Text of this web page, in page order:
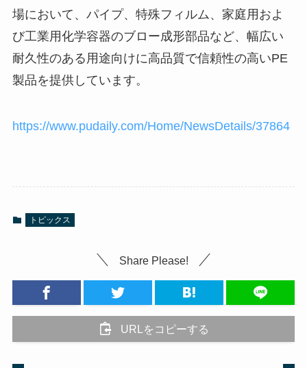
場において、パイプ、特殊フィルム、家庭用およ
び工業用化学容器のブロー成形部品など、幅広い
耐久性のある用途向けに高品質で信頼性の高いPE
製品を提供しています。
https://www.pudaily.com/Home/NewsDetails/37864
トピックス
Share Please!
URLをコピーする